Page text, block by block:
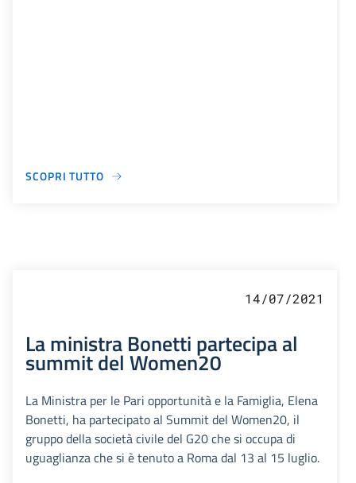
SCOPRI TUTTO
14/07/2021
La ministra Bonetti partecipa al
summit del Women20
La Ministra per le Pari opportunità e la Famiglia, Elena
Bonetti, ha partecipato al Summit del Women20, il
gruppo della società civile del G20 che si occupa di
uguaglianza che si è tenuto a Roma dal 13 al 15 luglio.